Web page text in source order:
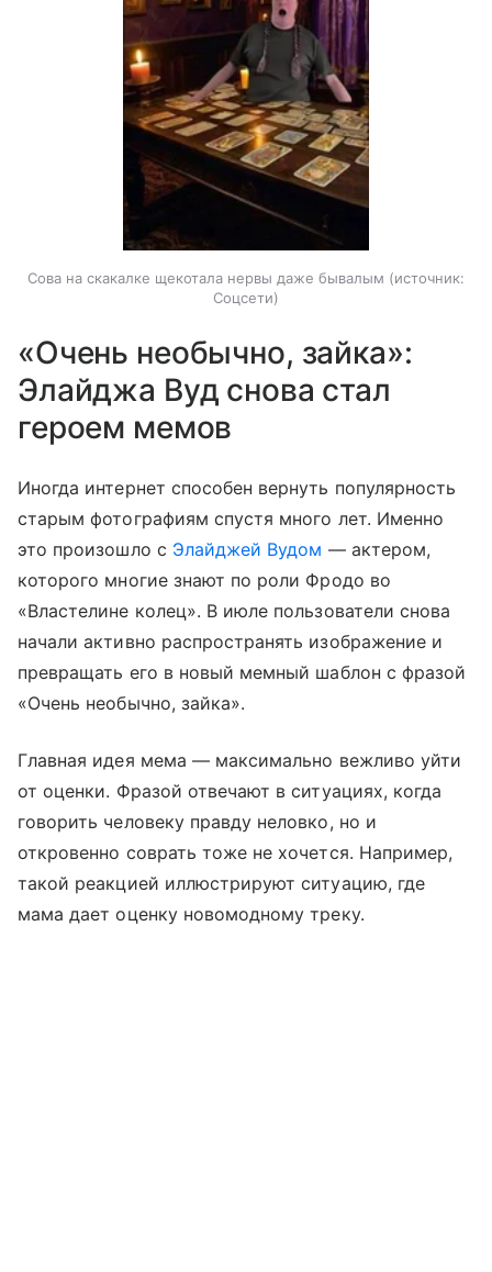
Сова на скакалке щекотала нервы даже бывалым
источник:
Соцсети
«Очень необычно, зайка»:
Элайджа Вуд снова стал
героем мемов
Иногда интернет способен вернуть популярность
старым фотографиям спустя много лет. Именно
это произошло с Элайджей Вудом — актером,
которого многие знают по роли Фродо во
«Властелине колец». В июле пользователи снова
начали активно распространять изображение и
превращать его в новый мемный шаблон с фразой
«Очень необычно, зайка».
Главная идея мема — максимально вежливо уйти
от оценки. Фразой отвечают в ситуациях, когда
говорить человеку правду неловко, но и
откровенно соврать тоже не хочется. Например,
такой реакцией иллюстрируют ситуацию, где
мама дает оценку новомодному треку.